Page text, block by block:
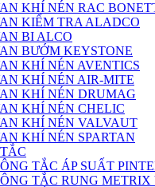
KHÍ NÉN RAC
KIỂM TRA ALADCO
BI ALCO
BƯỚM KEYSTONE
KHÍ NÉN AVENTICS
KHÍ NÉN AIR-MITE
KHÍ NÉN DRUMAG
KHÍ NÉN CHELIC
KHÍ NÉN VALVAUT
KHÍ NÉN SPARTAN
TẮC ÁP SUẤT
TẮC RUNG METRIX